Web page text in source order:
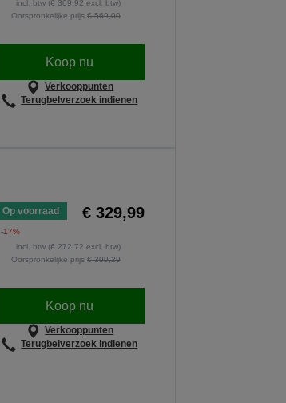
incl. btw (€ 309,92 excl. btw)
Oorspronkelijke prijs€ 569,00
Koop nu
Verkooppunten
Terugbelverzoek indienen
Op voorraad € 329,99
-17%
incl. btw (€ 272,72 excl. btw)
Oorspronkelijke prijs€ 399,29
Koop nu
Verkooppunten
Terugbelverzoek indienen